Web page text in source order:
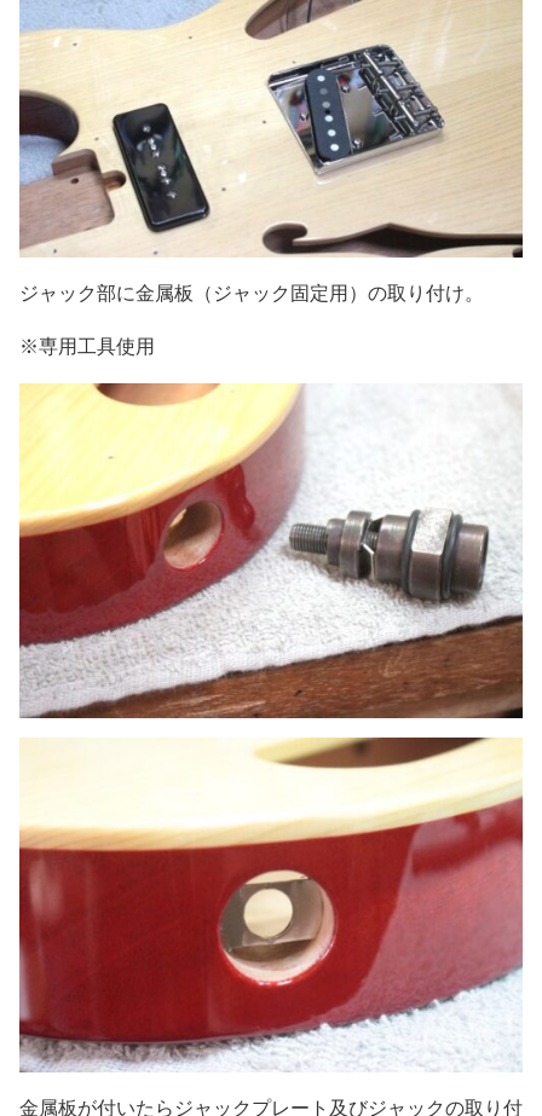
ジャック部に金属板（ジャック固定用）の取り付け。
※専用工具使用
金属板が付いたらジャックプレート及びジャックの取り付